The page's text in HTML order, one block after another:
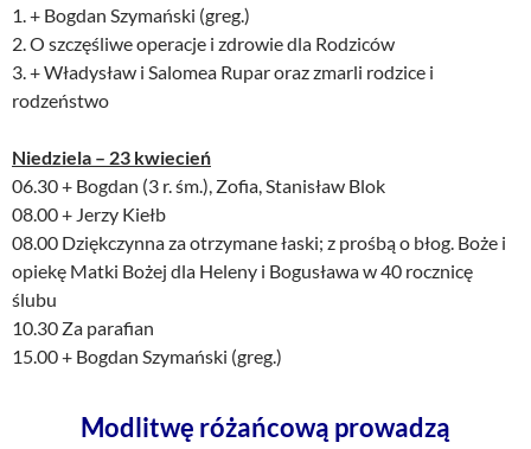
1. + Bogdan Szymański (greg.)
2. O szczęśliwe operacje i zdrowie dla Rodziców
3. + Władysław i Salomea Rupar oraz zmarli rodzice i
rodzeństwo
Niedziela – 23 kwiecień
06.30 + Bogdan (3 r. śm.), Zofia, Stanisław Blok
08.00 + Jerzy Kiełb
08.00 Dziękczynna za otrzymane łaski; z prośbą o błog. Boże i
opiekę Matki Bożej dla Heleny i Bogusława w 40 rocznicę
ślubu
10.30 Za parafian
15.00 + Bogdan Szymański (greg.)
Modlitwę różańcową prowadzą